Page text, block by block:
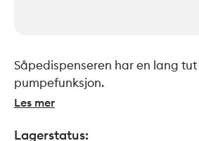
Såpedispenseren har en lang
pumpefunksjon.
Les mer
Lagerstatus: